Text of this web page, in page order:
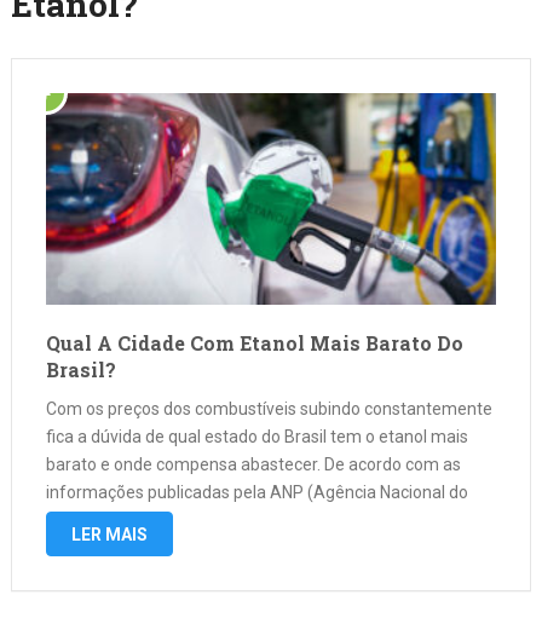
Qual A Cidade Com Etanol Mais Barato Do
Brasil?
Com os preços dos combustíveis subindo constantemente
fica a dúvida de qual estado do Brasil tem o etanol mais
barato e onde compensa abastecer. De acordo com as
informações publicadas pela ANP (Agência Nacional do
Petróleo, Gás Natural e Biocombustíveis) o valor do
LER MAIS